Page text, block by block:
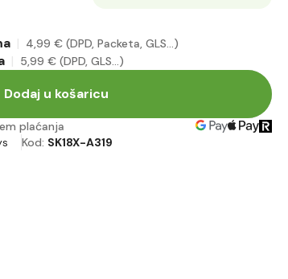
4,99 € (DPD, Packeta, GLS...)
5,99 € (DPD, GLS...)
Dodaj u košaricu
plaćanja
Kod: SK18X-A319